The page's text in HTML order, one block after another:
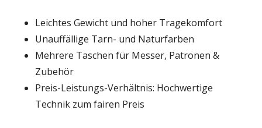
Leichtes Gewicht und hoher Tragekomfort
Unauffällige Tarn- und Naturfarben
Mehrere Taschen für Messer, Patronen &
Zubehör
Preis-Leistungs-Verhältnis: Hochwertige
Technik zum fairen Preis